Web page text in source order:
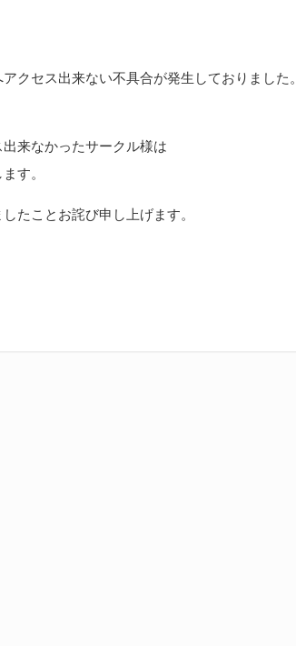
クセス出来ない不具合が発生しておりました。
来なかったサークル様は
す。
たことお詫び申し上げます。